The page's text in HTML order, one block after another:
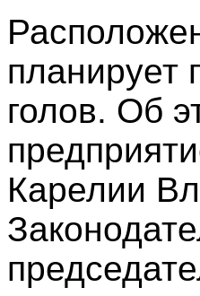
планирует
голов. Об
Карелии